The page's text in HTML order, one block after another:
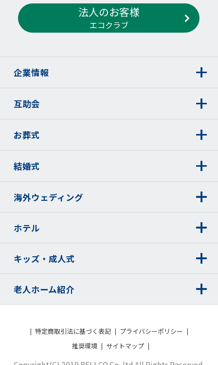
法人のお客様
エコクラブ
企業情報
互助会
お葬式
結婚式
海外ウェディング
ホテル
キッズ・成人式
老人ホーム紹介
特定商取引法に基づく表記
プライバシーポリシー
推奨環境
サイトマップ